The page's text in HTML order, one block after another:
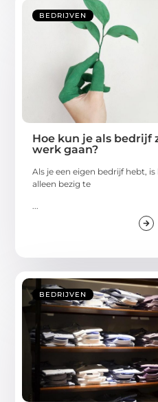
BEDRIJVEN
Hoe kun je als bedrijf
werk gaan?
Als je een eigen bedrijf hebt,
alleen bezig te
...
BEDRIJVEN